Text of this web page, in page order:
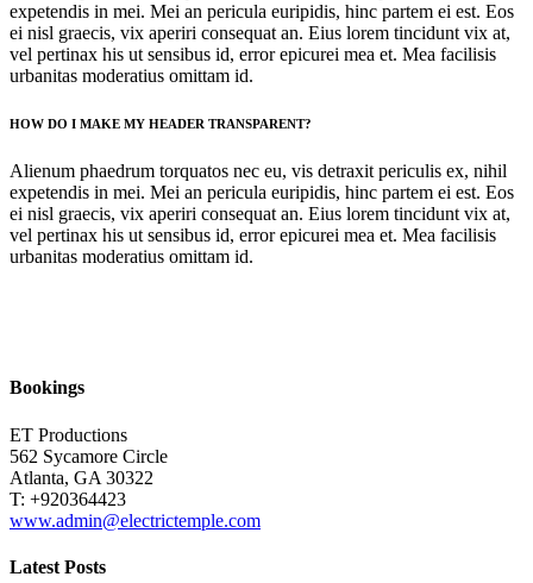
expetendis in mei. Mei an pericula euripidis, hinc partem ei est. Eos
ei nisl graecis, vix aperiri consequat an. Eius lorem tincidunt vix at,
vel pertinax his ut sensibus id, error epicurei mea et. Mea facilisis
urbanitas moderatius omittam id.
HOW DO I MAKE MY HEADER TRANSPARENT?
Alienum phaedrum torquatos nec eu, vis detraxit periculis ex, nihil
expetendis in mei. Mei an pericula euripidis, hinc partem ei est. Eos
ei nisl graecis, vix aperiri consequat an. Eius lorem tincidunt vix at,
vel pertinax his ut sensibus id, error epicurei mea et. Mea facilisis
urbanitas moderatius omittam id.
Bookings
ET Productions
562 Sycamore Circle
Atlanta, GA 30322
T: +920364423
www.admin@electrictemple.com
Latest Posts